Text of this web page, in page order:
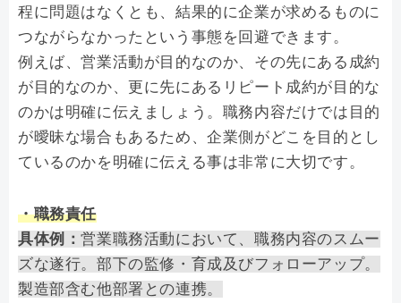
程に問題はなくとも、結果的に企業が求めるものに
つながらなかったという事態を回避できます。
例えば、営業活動が目的なのか、その先にある成約
が目的なのか、更に先にあるリピート成約が目的な
のかは明確に伝えましょう。職務内容だけでは目的
が曖昧な場合もあるため、企業側がどこを目的とし
ているのかを明確に伝える事は非常に大切です。
・職務責任
具体例：営業職務活動において、職務内容のスムー
ズな遂行。部下の監修・育成及びフォローアップ。
製造部含む他部署との連携。